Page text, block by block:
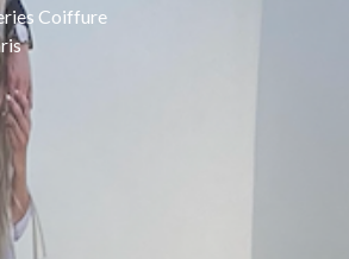
Coiffure